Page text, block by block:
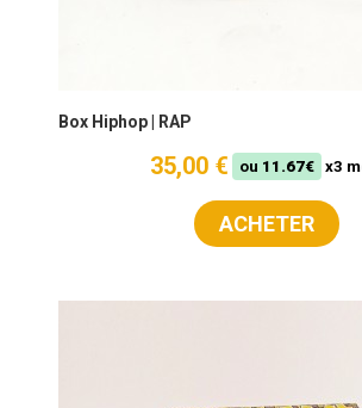
Box Hiphop | RAP
35,00 € ou 11.67€ x3
ACHETER